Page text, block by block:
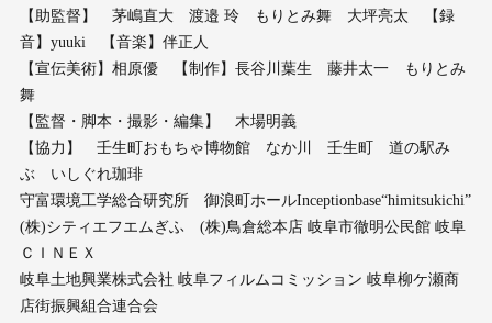
【助監督】 茅嶋直大 渡邉 玲 もりとみ舞 大坪亮太 【録
音】yuuki 【音楽】伴正人
【宣伝美術】相原優 【制作】長谷川葉生 藤井太一 もりとみ
舞
【監督・脚本・撮影・編集】 木場明義
【協力】 壬生町おもちゃ博物館 なか川 壬生町 道の駅み
ぶ いしぐれ珈琲
守富環境工学総合研究所 御浪町ホールInceptionbase“himitsukichi”
(株)シティエフエムぎふ (株)鳥倉総本店 岐阜市徹明公民館 岐阜
ＣＩＮＥＸ
岐阜土地興業株式会社 岐阜フィルムコミッション 岐阜柳ケ瀬商
店街振興組合連合会